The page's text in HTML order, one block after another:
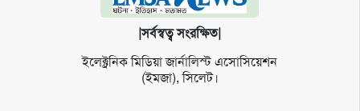
|সর্বস্বত্ব সংরক্ষিত|
ইলেক্ট্র‌নিক মি‌ডিয়া জার্না‌লিস্ট এসো‌সি‌য়েশন
(ইমজা), সি‌লেট।